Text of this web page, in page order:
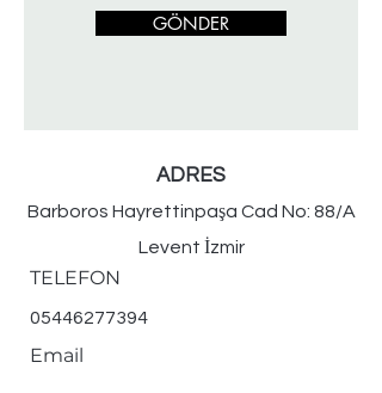
ADRES
Barboros Hayrettinpaşa Cad No: 88/A
Levent İzmir
TELEFON
05446277394
Email
GÖNDER